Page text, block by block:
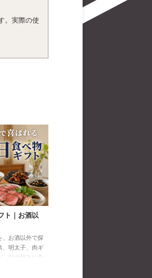
。実際の使
ト｜お酒以
、お酒以外で探
、明太子、肉ギ
父の好みに合